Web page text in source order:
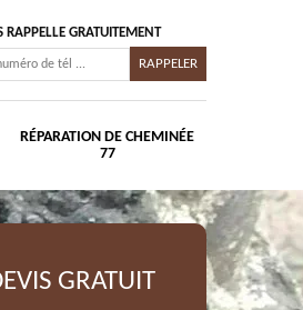
RAPPELLE GRATUITEMENT
RÉPARATION DE CHEMINÉE
77
GRATUIT